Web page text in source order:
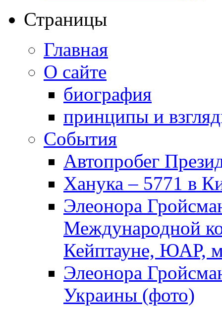
Страницы
Главная
О сайте
биография
принципы и
События
Автопробег
Ханука – 5771 в
Элеонора
Международной
Кейптауне, ЮАР,
Элеонора
Украины (фото)